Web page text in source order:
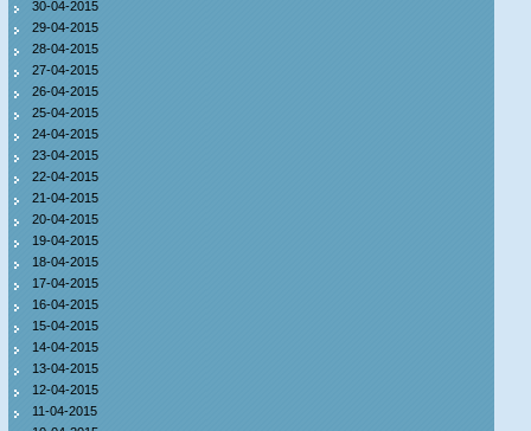
30-04-2015
29-04-2015
28-04-2015
27-04-2015
26-04-2015
25-04-2015
24-04-2015
23-04-2015
22-04-2015
21-04-2015
20-04-2015
19-04-2015
18-04-2015
17-04-2015
16-04-2015
15-04-2015
14-04-2015
13-04-2015
12-04-2015
11-04-2015